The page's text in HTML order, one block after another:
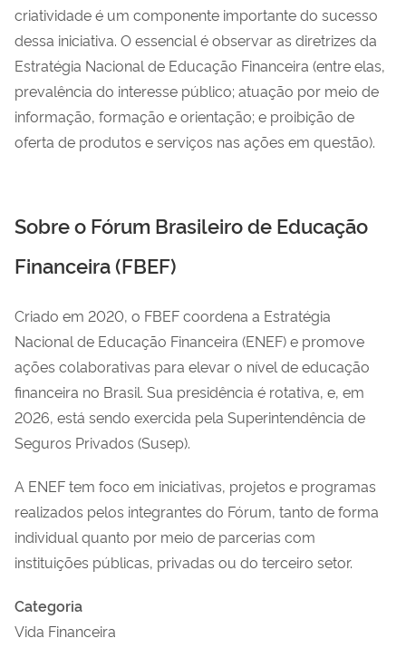
criatividade é um componente importante do sucesso
dessa iniciativa. O essencial é observar as diretrizes da
Estratégia Nacional de Educação Financeira (entre elas,
prevalência do interesse público; atuação por meio de
informação, formação e orientação; e proibição de
oferta de produtos e serviços nas ações em questão).
Sobre o Fórum Brasileiro de Educação
Financeira (FBEF)
Criado em 2020, o FBEF coordena a Estratégia
Nacional de Educação Financeira (ENEF) e promove
ações colaborativas para elevar o nível de educação
financeira no Brasil. Sua presidência é rotativa, e, em
2026, está sendo exercida pela Superintendência de
Seguros Privados (Susep).
A ENEF tem foco em iniciativas, projetos e programas
realizados pelos integrantes do Fórum, tanto de forma
individual quanto por meio de parcerias com
instituições públicas, privadas ou do terceiro setor.
Categoria
Vida Financeira